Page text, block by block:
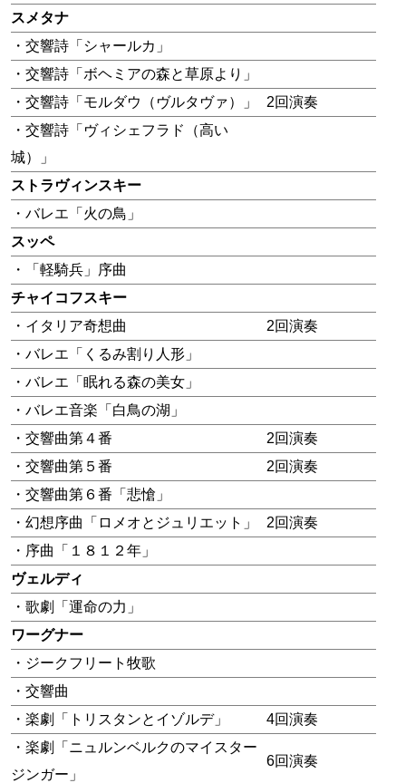
スメタナ
・交響詩「シャールカ」
・交響詩「ボヘミアの森と草原より」
・交響詩「モルダウ（ヴルタヴァ）」
2回演奏
・交響詩「ヴィシェフラド（高い
城）」
ストラヴィンスキー
・バレエ「火の鳥」
スッペ
・「軽騎兵」序曲
チャイコフスキー
・イタリア奇想曲
2回演奏
・バレエ「くるみ割り人形」
・バレエ「眠れる森の美女」
・バレエ音楽「白鳥の湖」
・交響曲第４番
2回演奏
・交響曲第５番
2回演奏
・交響曲第６番「悲愴」
・幻想序曲「ロメオとジュリエット」
2回演奏
・序曲「１８１２年」
ヴェルディ
・歌劇「運命の力」
ワーグナー
・ジークフリート牧歌
・交響曲
・楽劇「トリスタンとイゾルデ」
4回演奏
・楽劇「ニュルンベルクのマイスター
ジンガー」
6回演奏